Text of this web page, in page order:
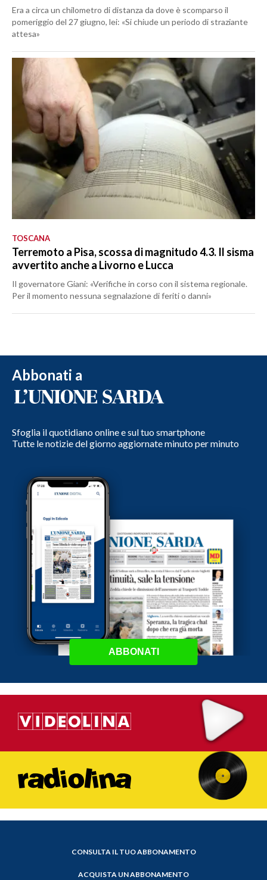
Era a circa un chilometro di distanza da dove è scomparso il
pomeriggio del 27 giugno, lei: «Si chiude un periodo di straziante
attesa»
TOSCANA
Terremoto a Pisa, scossa di magnitudo 4.3. Il sisma
avvertito anche a Livorno e Lucca
Il governatore Giani: «Verifiche in corso con il sistema regionale.
Per il momento nessuna segnalazione di feriti o danni»
Abbonati a
Sfoglia il quotidiano online e sul tuo smartphone
Tutte le notizie del giorno aggiornate minuto per minuto
ABBONATI
CONSULTA IL TUO ABBONAMENTO
ACQUISTA UN ABBONAMENTO